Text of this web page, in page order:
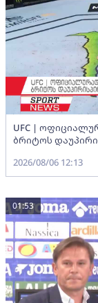
UFC |
ბრიტოს
2026/08/06 12:13
01:53